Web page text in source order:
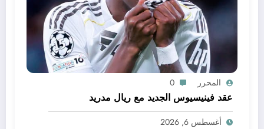
المحرر 0
عقد فينيسيوس الجديد مع ريال مدريد
أغسطس 6, 2026